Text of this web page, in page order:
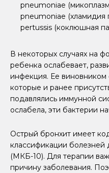
pneumoniae
pneumoniae (хламидия
pertussis (коклюшная
В некоторых случаях на
ребенка ослабевает,
инфекция. Ее виновником
которые и ранее
подавлялись иммунной
ослабела, эти бактерии
Острый бронхит имеет
классификации болезней
(МКБ-10). Для терапии
причину заболевания.